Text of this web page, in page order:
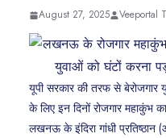
August 27, 2025 Veeportal
यूपी सरकार की तरफ से
के लिए इन दिनों रोजगार महाकुंभ
लखनऊ के इंदिरा गांधी प्रतिष्ठान